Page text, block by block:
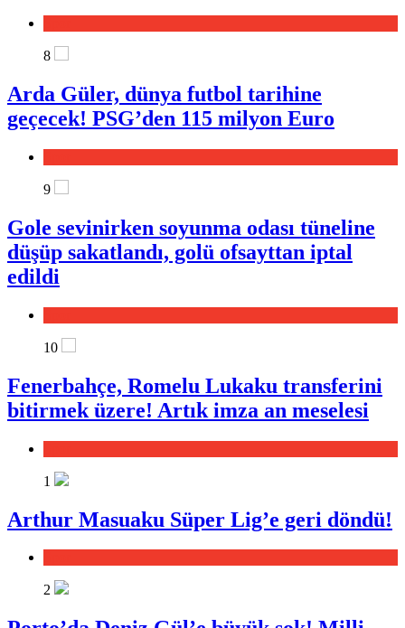
8
Arda Güler, dünya futbol tarihine
geçecek! PSG’den 115 milyon Euro
9
Gole sevinirken soyunma odası tüneline
düşüp sakatlandı, golü ofsayttan iptal
edildi
10
Fenerbahçe, Romelu Lukaku transferini
bitirmek üzere! Artık imza an meselesi
1
Arthur Masuaku Süper Lig’e geri döndü!
2